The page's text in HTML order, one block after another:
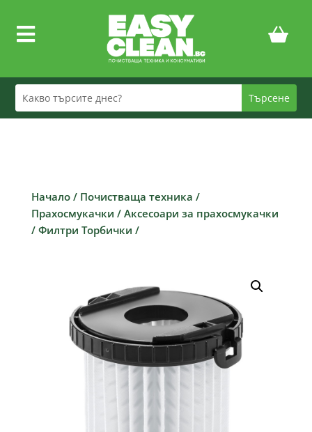

Начало/ Почистваща техника /
Прахосмукачки / Аксесоари за прахосмукачки
/ Филтри Торбички /